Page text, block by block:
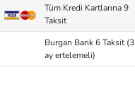
Tüm Kredi Kartlarına 9
Taksit
Burgan Bank 6 Taksit (3
ay ertelemeli)